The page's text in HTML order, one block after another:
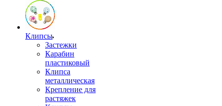
Клипсы
Застежки
Карабин
пластиковый
Клипса
металлическая
Крепление для
растяжек